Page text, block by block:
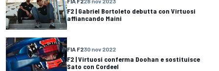
F2 | Gabriel Bortoleto debutta con Virtuosi
affiancando Maini
FIA F230 nov 2022
F2 | Virtuosi conferma Doohan e sostituisce
Sato con Cordeel